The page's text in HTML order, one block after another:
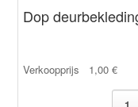
Dop
Verkoopprijs 1,00 €